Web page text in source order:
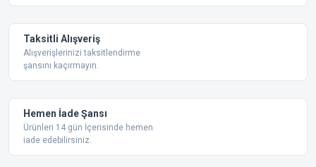
Taksitli Alışveriş
Alışverişlerinizi taksitlendirme
şansını kaçırmayın.
Hemen İade Şansı
Ürünleri 14 gün İçerisinde hemen
iade edebilirsiniz.